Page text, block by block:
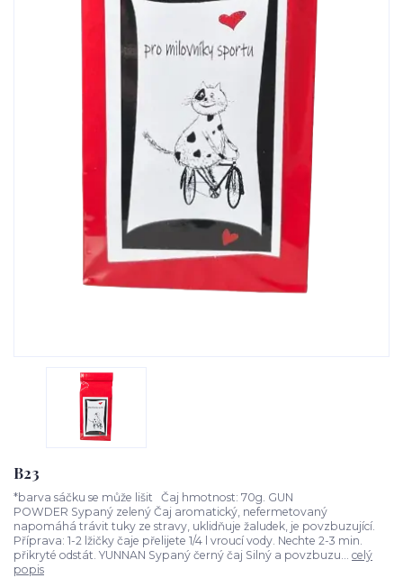
B23
*barva sáčku se může lišit Čaj hmotnost: 70g. GUN
POWDER Sypaný zelený Čaj aromatický, nefermetovaný
napomáhá trávit tuky ze stravy, uklidňuje žaludek, je povzbuzující.
Příprava: 1-2 lžičky čaje přelijete 1/4 l vroucí vody. Nechte 2-3 min.
přikryté odstát. YUNNAN Sypaný černý čaj Silný a povzbuzu... celý
popis